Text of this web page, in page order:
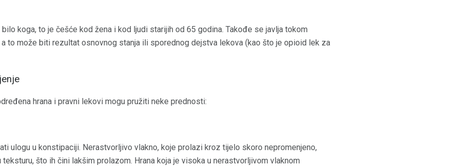
koga, to je češće kod žena i kod ljudi starijih od 65 godina. Takođe se javlja tokom
to može biti rezultat osnovnog stanja ili sporednog dejstva lekova (kao što je opioid lek za
hrana i pravni lekovi mogu pružiti neke prednosti:
ulogu u konstipaciji. Nerastvorljivo vlakno, koje prolazi kroz tijelo skoro nepromenjeno,
što ih čini lakšim prolazom. Hrana koja je visoka u nerastvorljivom vlaknom